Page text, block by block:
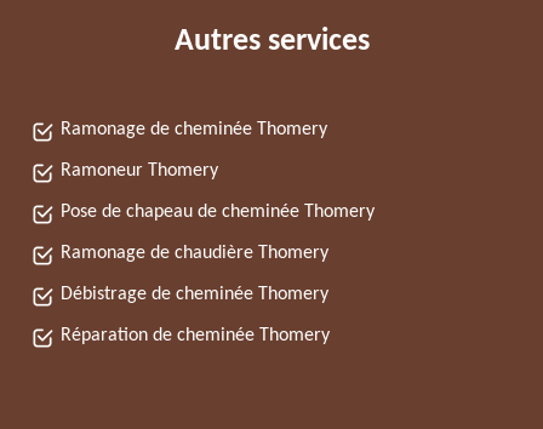
Autres services
Ramonage de cheminée Thomery
Ramoneur Thomery
Pose de chapeau de cheminée Thomery
Ramonage de chaudière Thomery
Débistrage de cheminée Thomery
Réparation de cheminée Thomery